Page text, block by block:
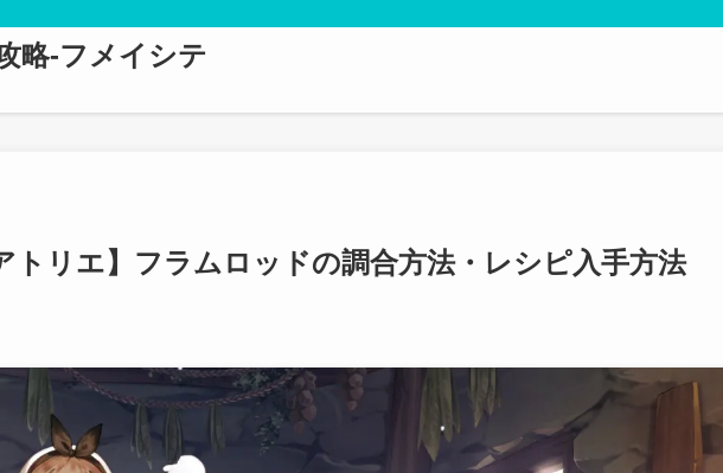
略-フメイシテ
トリエ】フラムロッドの調合方法・レシピ入手方法